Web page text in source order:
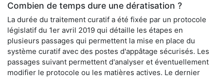
Combien de temps dure une dératisation ?
La durée du traitement curatif a été fixée par un protocole
législatif du 1er avril 2019 qui détaille les étapes en
plusieurs passages qui permettent la mise en place du
système curatif avec des postes d'appâtage sécurisés. Les
passages suivant permettent d'analyser et éventuellement
modifier le protocole ou les matières actives. Le dernier